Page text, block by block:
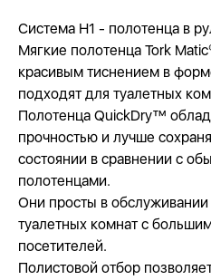
Система Н1 - полотенца в
Мягкие полотенца Tork
красивым тиснением в
подходят для туалетных
Полотенца QuickDry™
прочностью и лучше
состоянии в сравнении с
полотенцами.
Они просты в
туалетных комнат с
посетителей.
Полистовой отбор